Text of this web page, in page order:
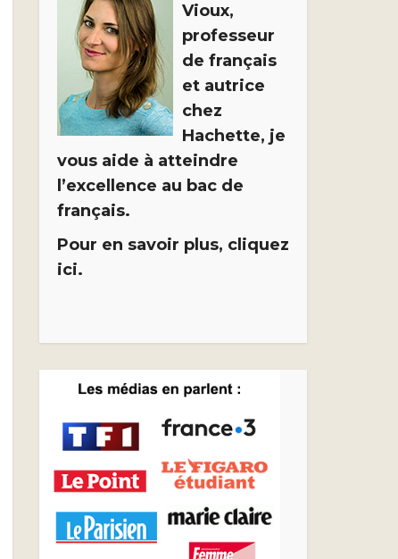
Vioux,
professeur
de français
et autrice
chez
Hachette, je
vous aide à atteindre
l’excellence au bac de
français.
Pour en savoir plus, cliquez
ici.